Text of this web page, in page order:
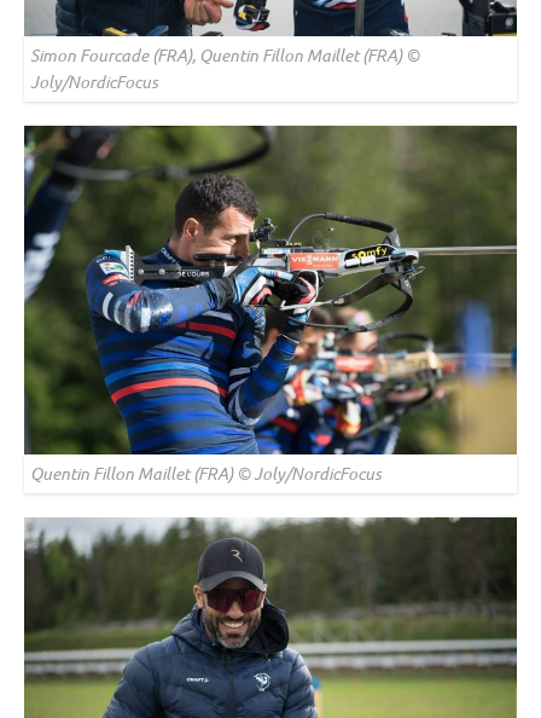
Simon Fourcade (FRA), Quentin Fillon Maillet (FRA) ©
Joly/NordicFocus
Quentin Fillon Maillet (FRA) © Joly/NordicFocus